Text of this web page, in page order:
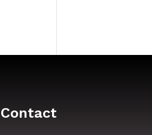
Contact